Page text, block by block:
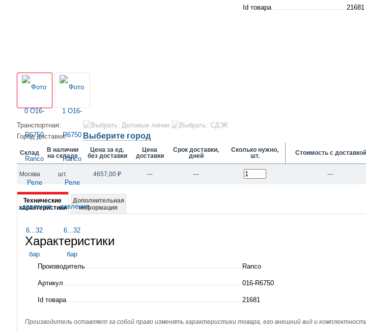
Id товара
21681
Транспортная:
Город доставки:
Выберите город
Склад
В наличии
на складе
Цена за ед.
без доставки
Цена
доставки
Срок доставки,
дней
Сколько нужно,
шт.
Стоимость с доставкой
Москва шт. 4657,00 ₽ --- --- ---
Подробная
информация
O16-
R6750
Ranco
Реле
давления,
6...32
Технические
характеристики
Дополнительная
информация
Характеристики
Производитель Ranco
Артикул 016-R6750
Id товара 21681
Производитель оставляет за собой право изменять характеристики товара, его внешний вид и